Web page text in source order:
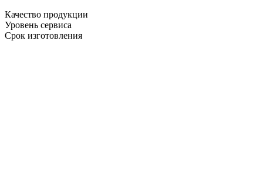
Качество продукции
Уровень сервиса
Срок изготовления